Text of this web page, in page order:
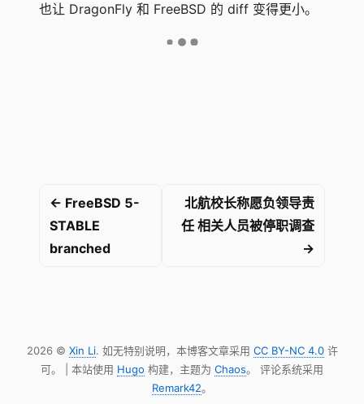
也让 DragonFly 和 FreeBSD 的 diff 变得更小。
← FreeBSD 5-
STABLE
branched
北航校长称愿负领导责
任 相关人员被停职调查
→
2026 © Xin Li. 如无特别说明，本博客文章采用 CC BY-NC 4.0许
可。 | 本站使用 Hugo 构建，主题为 Chaos。 评论系统采用
Remark42。